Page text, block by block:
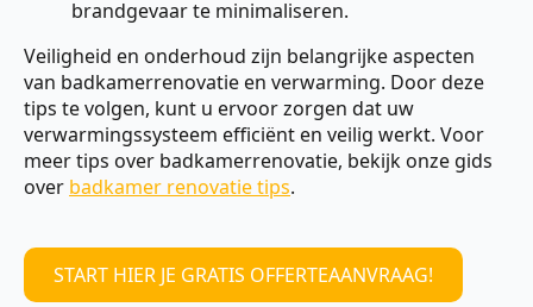
brandgevaar te minimaliseren.
Veiligheid en onderhoud zijn belangrijke aspecten
van badkamerrenovatie en verwarming. Door deze
tips te volgen, kunt u ervoor zorgen dat uw
verwarmingssysteem efficiënt en veilig werkt. Voor
meer tips over badkamerrenovatie, bekijk onze gids
over badkamer renovatie tips.
START HIER JE GRATIS OFFERTEAANVRAAG!